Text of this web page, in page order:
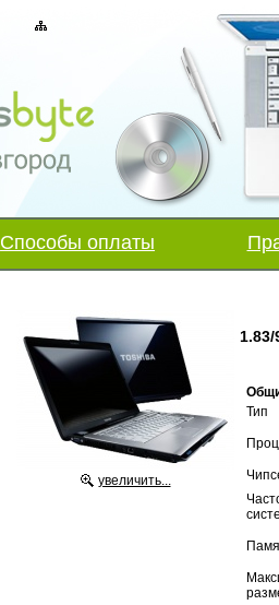
Способы оплаты
увеличить...
1.83/
Тип